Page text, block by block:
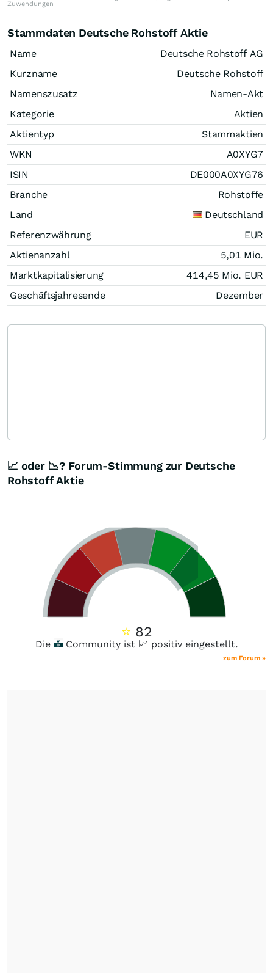
Zuwendungen
Stammdaten Deutsche Rohstoff Aktie
Name
Deutsche Rohstoff AG
Kurzname
Deutsche Rohstoff
Namenszusatz
Namen-Akt
Kategorie
Aktien
Aktientyp
Stammaktien
WKN
A0XYG7
ISIN
DE000A0XYG76
Branche
Rohstoffe
Land
Deutschland
Referenzwährung
EUR
Aktienanzahl
5,01 Mio.
Marktkapitalisierung
414,45 Mio. EUR
Geschäftsjahresende
Dezember
📈 oder 📉? Forum-Stimmung zur Deutsche
Rohstoff Aktie
⭐ 82
Die Community ist 📈 positiv eingestellt.
zum Forum »